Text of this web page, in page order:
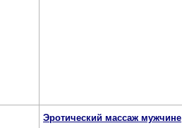
Эротический массаж мужчине